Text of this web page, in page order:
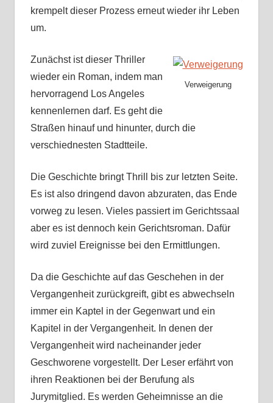
krempelt dieser Prozess erneut wieder ihr Leben
um.
Verweigerung
Zunächst ist dieser Thriller
wieder ein Roman, indem man
hervorragend Los Angeles
kennenlernen darf. Es geht die
Straßen hinauf und hinunter, durch die
verschiednesten Stadtteile.
Die Geschichte bringt Thrill bis zur letzten Seite.
Es ist also dringend davon abzuraten, das Ende
vorweg zu lesen. Vieles passiert im Gerichtssaal
aber es ist dennoch kein Gerichtsroman. Dafür
wird zuviel Ereignisse bei den Ermittlungen.
Da die Geschichte auf das Geschehen in der
Vergangenheit zurückgreift, gibt es abwechseln
immer ein Kaptel in der Gegenwart und ein
Kapitel in der Vergangenheit. In denen der
Vergangenheit wird nacheinander jeder
Geschworene vorgestellt. Der Leser erfährt von
ihren Reaktionen bei der Berufung als
Jurymitglied. Es werden Geheimnisse an die